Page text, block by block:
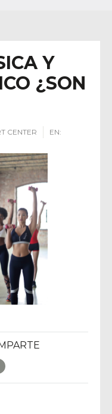
Y
¿SON
CENTER EN:
E-Mail